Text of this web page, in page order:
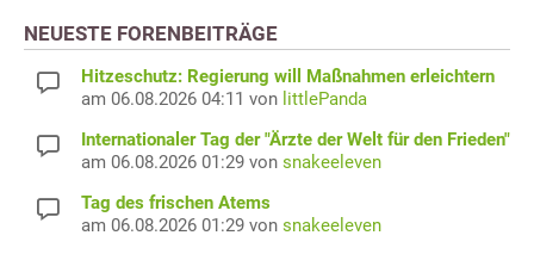
NEUESTE FORENBEITRÄGE
Hitzeschutz: Regierung will Maßnahmen erleichtern
am 06.08.2026 04:11 von littlePanda
Internationaler Tag der "Ärzte der Welt für den Frieden"
am 06.08.2026 01:29 von snakeeleven
Tag des frischen Atems
am 06.08.2026 01:29 von snakeeleven